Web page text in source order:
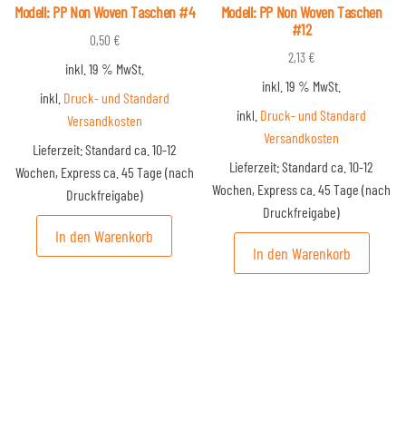
Modell: PP Non Woven Taschen #4
0,50 €
inkl. 19 % MwSt.
inkl. Druck- und Standard
Versandkosten
Lieferzeit:Standard ca. 10-12
Wochen, Express ca. 45 Tage (nach
Druckfreigabe)
In den Warenkorb
Modell: PP Non Woven Taschen
#12
2,13 €
inkl. 19 % MwSt.
inkl. Druck- und Standard
Versandkosten
Lieferzeit:Standard ca. 10-12
Wochen, Express ca. 45 Tage (nach
Druckfreigabe)
In den Warenkorb